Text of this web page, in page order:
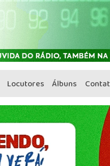
Locutores Álbuns